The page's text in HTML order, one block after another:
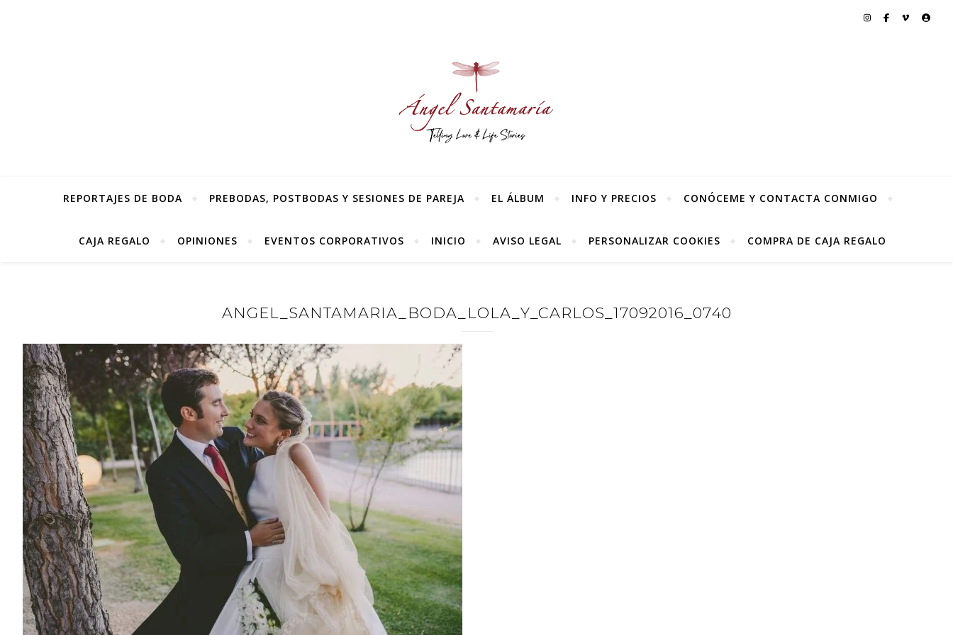
REPORTAJES DE BODA PREBODAS, POSTBODAS Y SESIONES DE PAREJA EL ÁLBUM INFO Y PRECIOS CONÓCEME Y CONTACTA CONMIGO
CAJA REGALO OPINIONES EVENTOS CORPORATIVOS INICIO AVISO LEGAL PERSONALIZAR COOKIES COMPRA DE CAJA REGALO
ANGEL_SANTAMARIA_BODA_LOLA_Y_CARLOS_17092016_0740